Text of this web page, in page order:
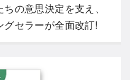
の意思決定を支え、
セラーが全面改訂!